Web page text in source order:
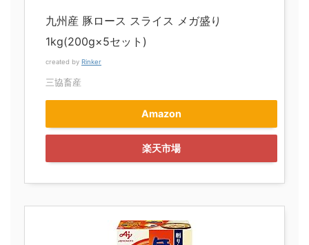
九州産 豚ロース スライス メガ盛り
1kg(200g×5セット)
created by Rinker
三協畜産
Amazon
楽天市場